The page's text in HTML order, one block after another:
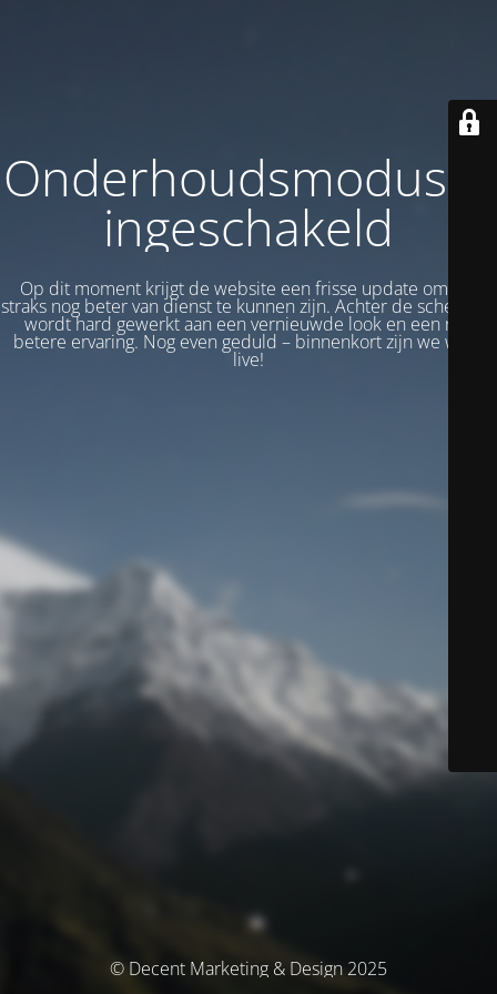
Onderhoudsmodus is
ingeschakeld
Op dit moment krijgt de website een frisse update om jou
straks nog beter van dienst te kunnen zijn. Achter de schermen
wordt hard gewerkt aan een vernieuwde look en een nog
betere ervaring. Nog even geduld – binnenkort zijn we weer
live!
© Decent Marketing & Design 2025